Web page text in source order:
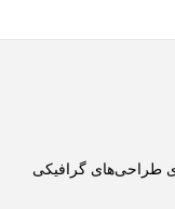
طراحی‌های گرافیکی